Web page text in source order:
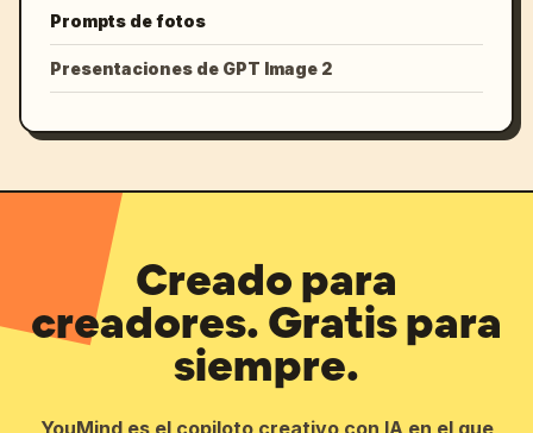
Prompts de fotos
Presentaciones de GPT Image 2
Creado para
creadores. Gratis para
siempre.
YouMind es el copiloto creativo con IA en el que